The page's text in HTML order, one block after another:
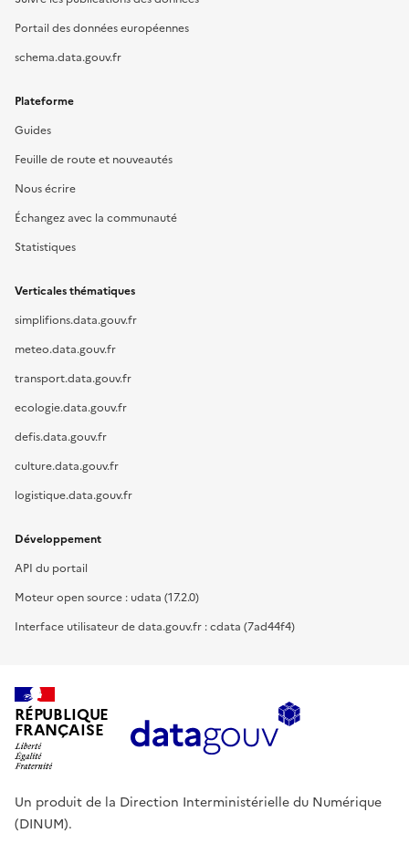
Portail des données européennes
schema.data.gouv.fr
Plateforme
Guides
Feuille de route et nouveautés
Nous écrire
Échangez avec la communauté
Statistiques
Verticales thématiques
simplifions.data.gouv.fr
meteo.data.gouv.fr
transport.data.gouv.fr
ecologie.data.gouv.fr
defis.data.gouv.fr
culture.data.gouv.fr
logistique.data.gouv.fr
Développement
API du portail
Moteur open source : udata (17.2.0)
Interface utilisateur de data.gouv.fr : cdata (7ad44f4)
RÉPUBLIQUE
FRANÇAISE
Un produit de la Direction Interministérielle du Numérique
(DINUM).